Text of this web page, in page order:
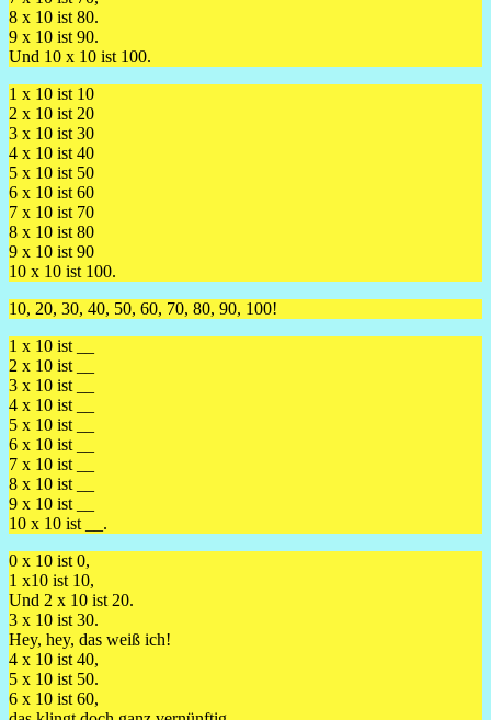
8 x 10 ist 80.
9 x 10 ist 90.
Und 10 x 10 ist 100.
1 x 10 ist 10
2 x 10 ist 20
3 x 10 ist 30
4 x 10 ist 40
5 x 10 ist 50
6 x 10 ist 60
7 x 10 ist 70
8 x 10 ist 80
9 x 10 ist 90
10 x 10 ist 100.
10, 20, 30, 40, 50, 60, 70, 80, 90, 100!
1 x 10 ist __
2 x 10 ist __
3 x 10 ist __
4 x 10 ist __
5 x 10 ist __
6 x 10 ist __
7 x 10 ist __
8 x 10 ist __
9 x 10 ist __
10 x 10 ist __.
0 x 10 ist 0,
1 x10 ist 10,
Und 2 x 10 ist 20.
3 x 10 ist 30.
Hey, hey, das weiß ich!
4 x 10 ist 40,
5 x 10 ist 50.
6 x 10 ist 60,